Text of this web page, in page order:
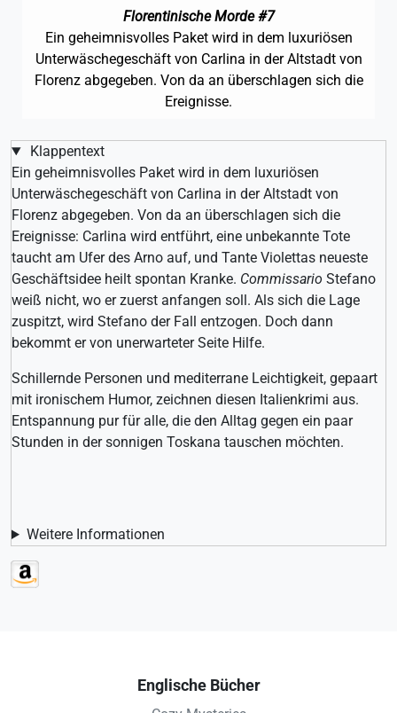
Florentinische Morde #7
Ein geheimnisvolles Paket wird in dem luxuriösen
Unterwäschegeschäft von Carlina in der Altstadt von
Florenz abgegeben. Von da an überschlagen sich die
Ereignisse.
Klappentext
Ein geheimnisvolles Paket wird in dem luxuriösen
Unterwäschegeschäft von Carlina in der Altstadt von
Florenz abgegeben. Von da an überschlagen sich die
Ereignisse: Carlina wird entführt, eine unbekannte Tote
taucht am Ufer des Arno auf, und Tante Violettas neueste
Geschäftsidee heilt spontan Kranke. Commissario Stefano
weiß nicht, wo er zuerst anfangen soll. Als sich die Lage
zuspitzt, wird Stefano der Fall entzogen. Doch dann
bekommt er von unerwarteter Seite Hilfe.
Schillernde Personen und mediterrane Leichtigkeit, gepaart
mit ironischem Humor, zeichnen diesen Italienkrimi aus.
Entspannung pur für alle, die den Alltag gegen ein paar
Stunden in der sonnigen Toskana tauschen möchten.
Weitere Informationen
Englische Bücher